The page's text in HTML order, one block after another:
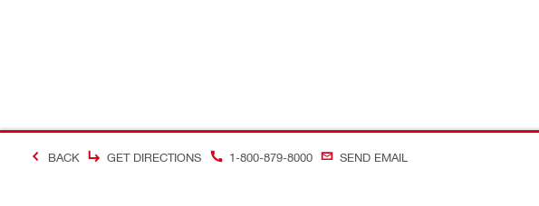
BACK GET DIRECTIONS 1-800-879-8000 SEND EMAIL